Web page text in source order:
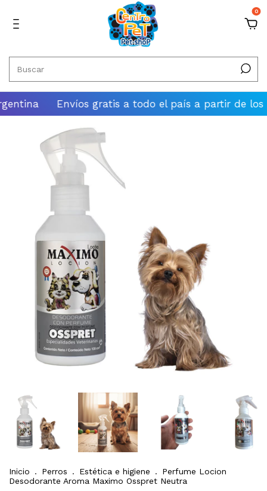
0
Envíos gratis a todo el país a partir de los
Inicio . Perros . Estética e higiene .
Perfume Locion
Desodorante Aroma Maximo Osspret Neutra